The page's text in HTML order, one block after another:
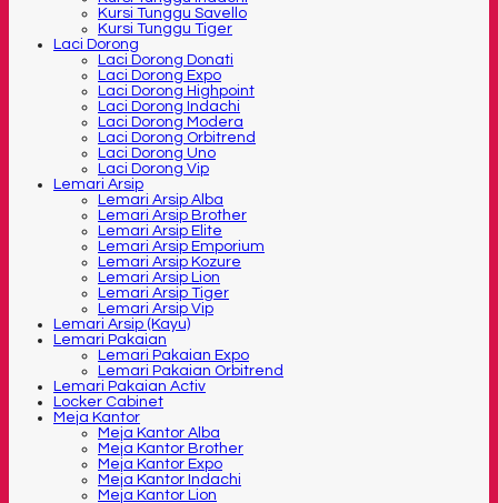
Kursi Tunggu Savello
Kursi Tunggu Tiger
Laci Dorong
Laci Dorong Donati
Laci Dorong Expo
Laci Dorong Highpoint
Laci Dorong Indachi
Laci Dorong Modera
Laci Dorong Orbitrend
Laci Dorong Uno
Laci Dorong Vip
Lemari Arsip
Lemari Arsip Alba
Lemari Arsip Brother
Lemari Arsip Elite
Lemari Arsip Emporium
Lemari Arsip Kozure
Lemari Arsip Lion
Lemari Arsip Tiger
Lemari Arsip Vip
Lemari Arsip (Kayu)
Lemari Pakaian
Lemari Pakaian Expo
Lemari Pakaian Orbitrend
Lemari Pakaian Activ
Locker Cabinet
Meja Kantor
Meja Kantor Alba
Meja Kantor Brother
Meja Kantor Expo
Meja Kantor Indachi
Meja Kantor Lion